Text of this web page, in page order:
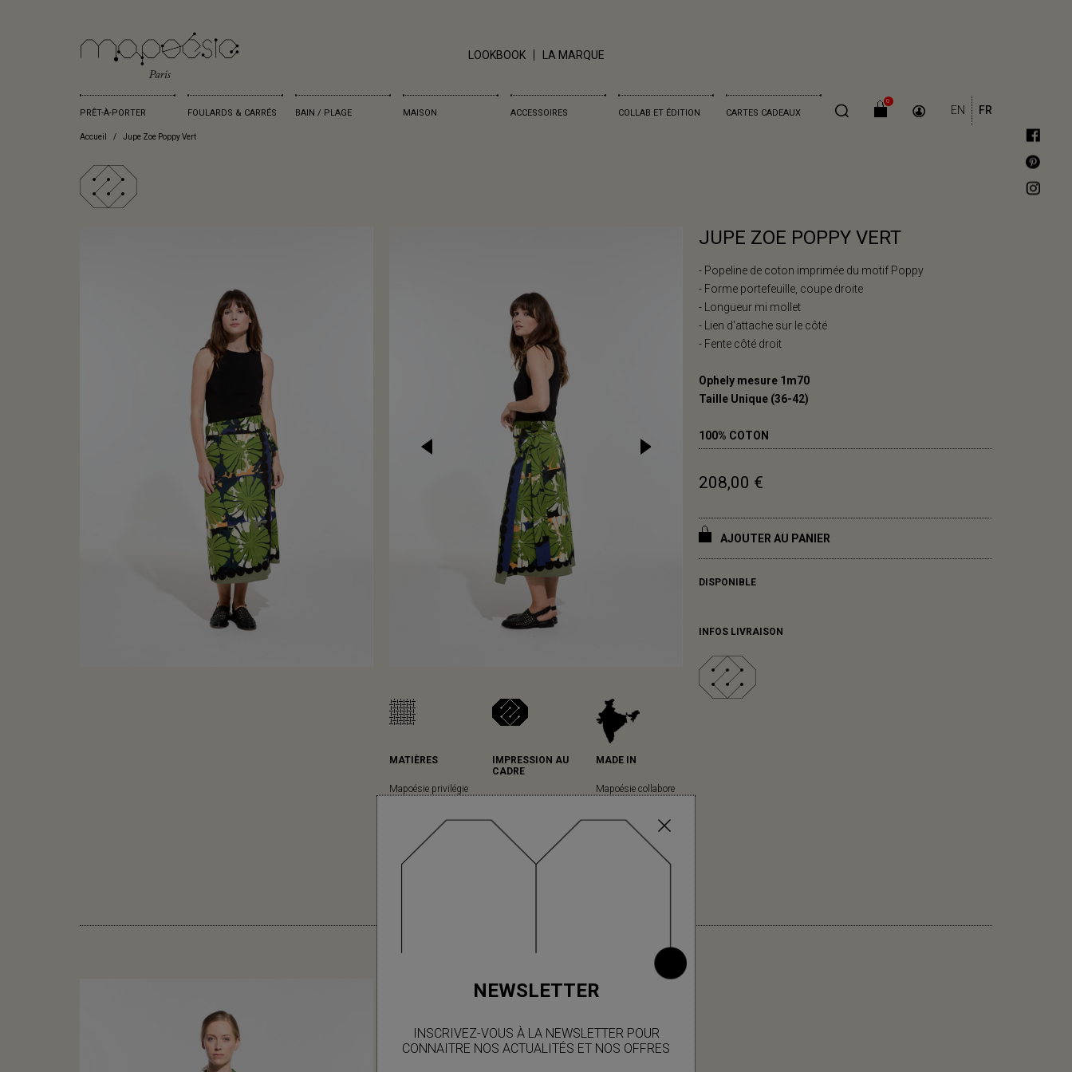
LOOKBOOK LA MARQUE
PRÊT-À-PORTER FOULARDS & CARRÉS BAIN / PLAGE MAISON ACCESSOIRES COLLAB ET ÉDITION CARTES CADEAUX
0
EN FR
NEWSLETTER
INSCRIVEZ-VOUS À LA NEWSLETTER POUR
CONNAITRE NOS ACTUALITÉS ET NOS OFFRES
Accueil Jupe Zoe Poppy Vert
MATIÈRES
Mapoésie privilégie
naturelles dans
l’ensemble de ses
collections... (en
savoir plus)
IMPRESSION AU
CADRE
Mapoésie a fait le
ancestrale pour sa
grande qualité
d’impression et son
MADE IN
Mapoésie collabore
locaux indiens, dans
lesquels nous avons
le plaisir d’aller
JUPE ZOE POPPY VERT
- Popeline de coton imprimée du motif Poppy
- Forme portefeuille, coupe droite
- Longueur mi mollet
- Lien d'attache sur le côté
- Fente côté droit
Ophely mesure 1m70
Taille Unique (36-42)
100% COTON
208,00 €
AJOUTER AU PANIER
DISPONIBLE
INFOS LIVRAISON